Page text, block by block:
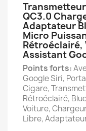
Transmetteur
QC3.0
Adaptateur
Micro
Rétroéclairé,
Assistant
Points forts:
Google Siri,
Cigare,
Rétroéclairé,
Voiture,
Libre,